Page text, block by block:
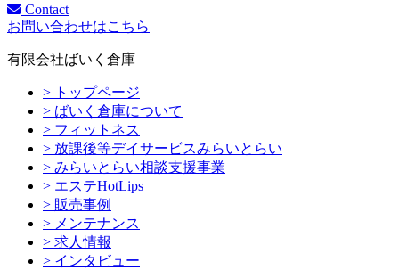
Contact
お問い合わせはこちら
有限会社ばいく倉庫
> トップページ
> ばいく倉庫について
> フィットネス
> 放課後等デイサービスみらいとらい
> みらいとらい相談支援事業
> エステHotLips
> 販売事例
> メンテナンス
> 求人情報
> インタビュー